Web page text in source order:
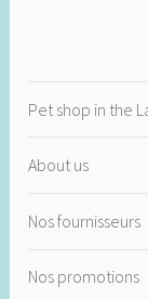
Pet shop in the
About us
Nos fournisseurs
Nos promotions